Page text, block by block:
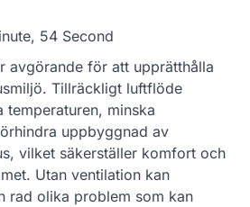
54 Second
avgörande för att upprätthålla
Tillräckligt luftflöde
temperaturen, minska
uppbyggnad av
vilket säkerställer komfort och
Utan ventilation kan
rad olika problem som kan